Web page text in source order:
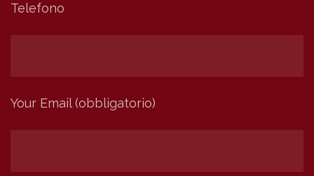
Telefono
Your Email (obbligatorio)